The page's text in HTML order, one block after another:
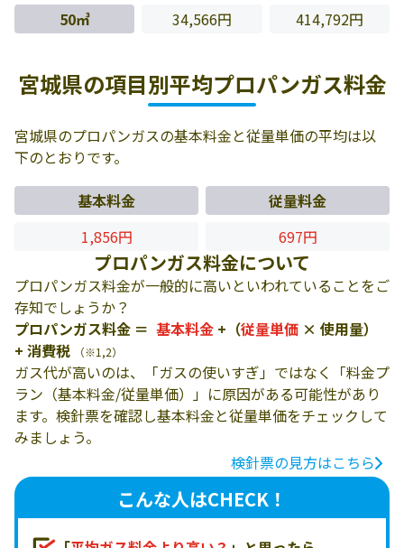
50㎥
34,566円 414,792円
宮城県の項目別平均プロパンガス料金
宮城県のプロパンガスの基本料金と従量単価の平均は以
下のとおりです。
基本料金
従量料金
1,856円
697円
プロパンガス料金について
プロパンガス料金が一般的に高いといわれていることをご
存知でしょうか？
プロパンガス料金 ＝ 基本料金 +（従量単価 × 使用量）
+ 消費税
（※1,2）
ガス代が高いのは、「ガスの使いすぎ」ではなく「料金プ
ラン（基本料金/従量単価）」に原因がある可能性があり
ます。検針票を確認し基本料金と従量単価をチェックして
みましょう。
検針票の見方はこちら
こんな人はCHECK！